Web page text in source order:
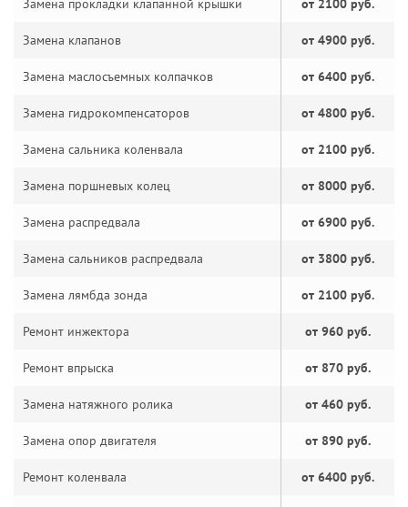
Замена прокладки клапанной крышки от 2100 руб.
Замена клапанов от 4900 руб.
Замена маслосъемных колпачков от 6400 руб.
Замена гидрокомпенсаторов от 4800 руб.
Замена сальника коленвала от 2100 руб.
Замена поршневых колец от 8000 руб.
Замена распредвала от 6900 руб.
Замена сальников распредвала от 3800 руб.
Замена лямбда зонда от 2100 руб.
Ремонт инжектора от 960 руб.
Ремонт впрыска от 870 руб.
Замена натяжного ролика от 460 руб.
Замена опор двигателя от 890 руб.
Ремонт коленвала от 6400 руб.